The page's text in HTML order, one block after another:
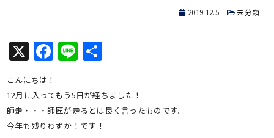
2019.12.5 未分類
X Facebook
Line共
こんにちは！
12月に入ってもう5日が経ちました！
師走・・・師匠が走るとは良く言ったものです。
今年も残りわずか！です！